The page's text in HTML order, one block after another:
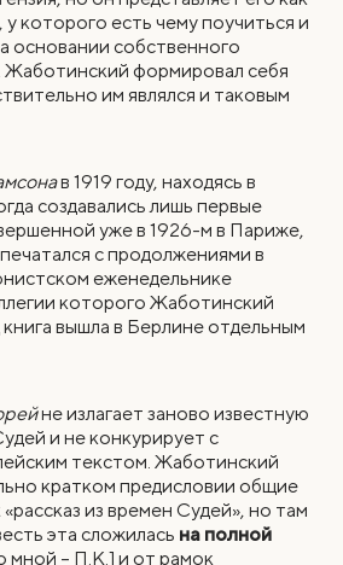
у которого есть чему поучиться и
основании собственного
Жаботинский формировал себя
им являлся и таковым
в 1919 году, находясь в
создавались лишь первые
уже в 1926-м в Париже,
с продолжениями в
еженедельнике
которого Жаботинский
вышла в Берлине отдельным
не излагает заново известную
и не конкурирует с
текстом. Жаботинский
кратком предисловии общие
из времен Судей», но там
эта сложилась на полной
мной – П.К.] и от рамок